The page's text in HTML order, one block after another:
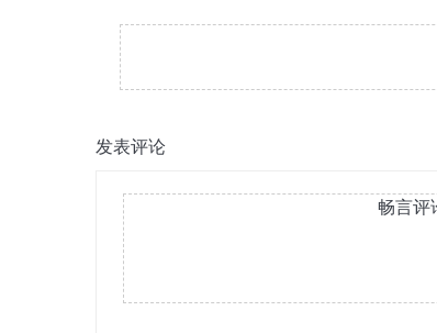
发表评论
畅言评